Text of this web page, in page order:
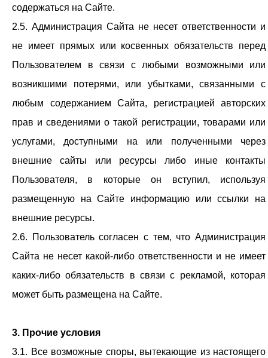
содержаться на Сайте.
2.5. Администрация Сайта не несет ответственности и
не имеет прямых или косвенных обязательств перед
Пользователем в связи с любыми возможными или
возникшими потерями, или убытками, связанными с
любым содержанием Сайта, регистрацией авторских
прав и сведениями о такой регистрации, товарами или
услугами, доступными на или полученными через
внешние сайты или ресурсы либо иные контакты
Пользователя, в которые он вступил, используя
размещенную на Сайте информацию или ссылки на
внешние ресурсы.
2.6. Пользователь согласен с тем, что Администрация
Сайта не несет какой-либо ответственности и не имеет
каких-либо обязательств в связи с рекламой, которая
может быть размещена на Сайте.
3. Прочие условия
3.1. Все возможные споры, вытекающие из настоящего